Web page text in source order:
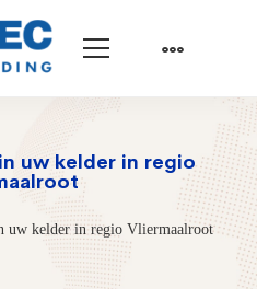
uw kelder in regio
uw kelder in regio Vliermaalroot